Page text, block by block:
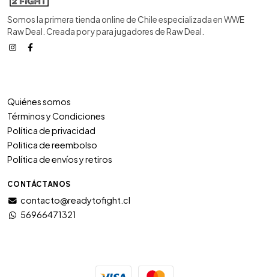
Somos la primera tienda online de Chile especializada en WWE
Raw Deal. Creada por y para jugadores de Raw Deal.
Quiénes somos
Términos y Condiciones
Política de privacidad
Politica de reembolso
Política de envíos y retiros
CONTÁCTANOS
contacto@readytofight.cl
56966471321